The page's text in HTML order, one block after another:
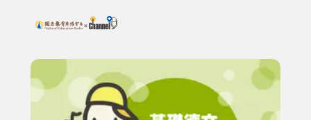
上方功能區塊
搜尋關鍵字：可輸入節目名稱、主持人或關鍵字